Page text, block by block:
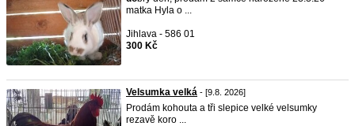
matka Hyla o ...
Jihlava - 586 01
300 Kč
Velsumka velká - [9.8. 2026]
Prodám kohouta a tři slepice velké velsumky
rezavě koro ...